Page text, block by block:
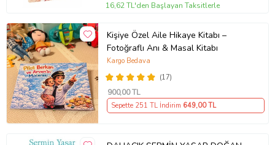
16,62 TL'den Başlayan Taksitlerle
Kişiye Özel Aile Hikaye Kitabı –
Fotoğraflı Anı & Masal Kitabı
(17)
Kargo Bedava
900,00 TL
Sepette 251 TL İndirim 649,00 TL